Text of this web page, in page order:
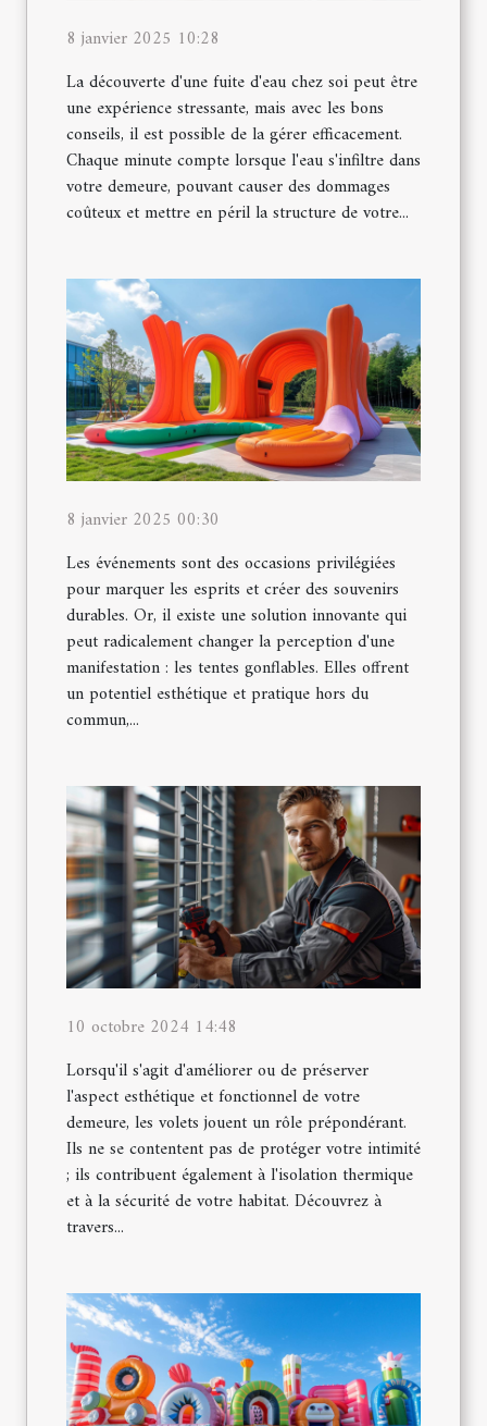
8 janvier 2025 10:28
La découverte d'une fuite d'eau chez soi peut être
une expérience stressante, mais avec les bons
conseils, il est possible de la gérer efficacement.
Chaque minute compte lorsque l'eau s'infiltre dans
votre demeure, pouvant causer des dommages
coûteux et mettre en péril la structure de votre...
8 janvier 2025 00:30
Les événements sont des occasions privilégiées
pour marquer les esprits et créer des souvenirs
durables. Or, il existe une solution innovante qui
peut radicalement changer la perception d'une
manifestation : les tentes gonflables. Elles offrent
un potentiel esthétique et pratique hors du
commun,...
10 octobre 2024 14:48
Lorsqu'il s'agit d'améliorer ou de préserver
l'aspect esthétique et fonctionnel de votre
demeure, les volets jouent un rôle prépondérant.
Ils ne se contentent pas de protéger votre intimité
; ils contribuent également à l'isolation thermique
et à la sécurité de votre habitat. Découvrez à
travers...